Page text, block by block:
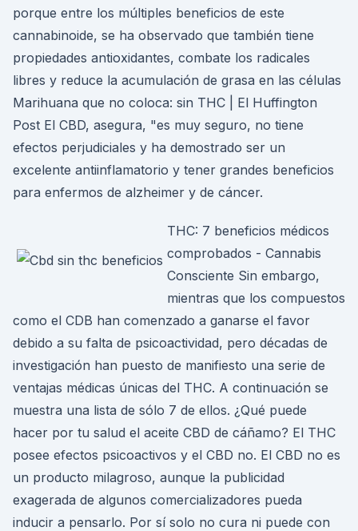
porque entre los múltiples beneficios de este
cannabinoide, se ha observado que también tiene
propiedades antioxidantes, combate los radicales
libres y reduce la acumulación de grasa en las células
Marihuana que no coloca: sin THC | El Huffington
Post El CBD, asegura, "es muy seguro, no tiene
efectos perjudiciales y ha demostrado ser un
excelente antiinflamatorio y tener grandes beneficios
para enfermos de alzheimer y de cáncer.
THC: 7 beneficios médicos
comprobados - Cannabis
Consciente Sin embargo,
mientras que los compuestos
como el CDB han comenzado a ganarse el favor
debido a su falta de psicoactividad, pero décadas de
investigación han puesto de manifiesto una serie de
ventajas médicas únicas del THC. A continuación se
muestra una lista de sólo 7 de ellos. ¿Qué puede
hacer por tu salud el aceite CBD de cáñamo? El THC
posee efectos psicoactivos y el CBD no. El CBD no es
un producto milagroso, aunque la publicidad
exagerada de algunos comercializadores pueda
inducir a pensarlo. Por sí solo no cura ni puede con